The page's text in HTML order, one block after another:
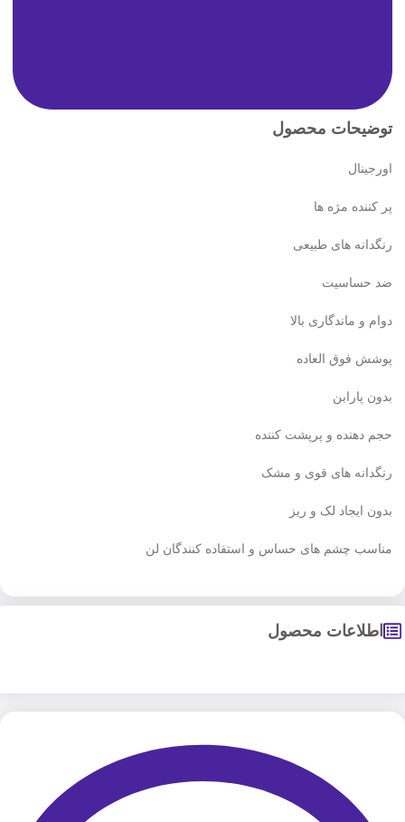
توضیحات محصول
اورجینال
پر کننده مژه ها
رنگدانه های طبیعی
ضد حساسیت
دوام و ماندگاری بالا
پوشش فوق العاده
بدون پارابن
حجم دهنده و پرپشت کننده
رنگدانه های قوی و مشک
بدون ایجاد لک و ریز
مناسب چشم های حساس و استفاده کنندگان لن
اطلاعات محصول